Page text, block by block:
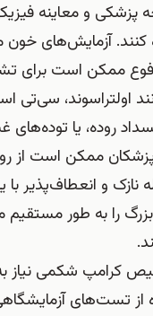
پزشکی و معاینه
آزمایش‌های خون
ممکن است برای
اولتراسوند،
روده، یا
پزشکان ممکن است از
نازک و انعطاف‌پذیر
را به طور
کرامپ شکمی نیاز
از تست‌های